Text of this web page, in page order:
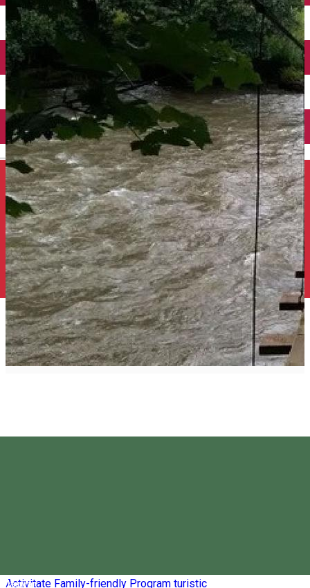
English
Magyar
Închirieri auto
Închirieri de biciclete
Activitate Family-friendly Program turistic